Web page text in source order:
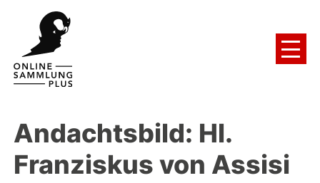
Andachtsbild: Hl.
Franziskus von Assisi